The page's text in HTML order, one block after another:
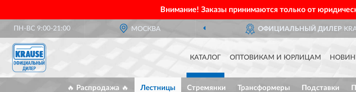
Внимание! Заказы принимаются только от
ПН-ВС 9:00-21:00 МОСКВА ОФИЦИАЛЬНЫЙ ДИЛЕР
КАТАЛОГ ОПТОВИКАМ И ЮРЛИЦАМ
🔥 Распродажа 🔥 Лестницы Стремянки Трансформеры Подставки